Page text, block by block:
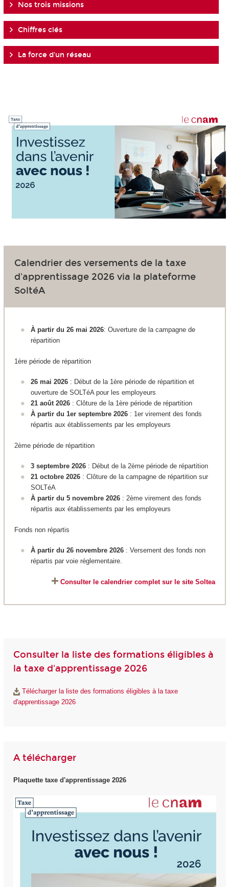
Nos trois missions
Chiffres clés
La force d'un réseau
Calendrier des versements de la taxe
d'apprentissage 2026 via la plateforme
SoltéA
À partir du 26 mai 2026: Ouverture de la campagne de
répartition
1ère période de répartition
26 mai 2026 : Début de la 1ère période de répartition et
ouverture de SOLTéA pour les employeurs
21 août 2026 : Clôture de la 1ère période de répartition
À partir du 1er septembre 2026 : 1er virement des fonds
répartis aux établissements par les employeurs
2ème période de répartition
3 septembre 2026 : Début de la 2ème période de répartition
21 octobre 2026 : Clôture de la campagne de répartition sur
SOLTéA
À partir du 5 novembre 2026 : 2ème virement des fonds
répartis aux établissements par les employeurs
Fonds non répartis
À partir du 26 novembre 2026 : Versement des fonds non
répartis par voie réglementaire.
Consulter le calendrier complet sur le site Soltea
Consulter la liste des formations éligibles à
la taxe d'apprentissage 2026
Télécharger la liste des formations éligibles à la taxe
d'apprentissage 2026
A télécharger
Plaquette taxe d'apprentissage 2026